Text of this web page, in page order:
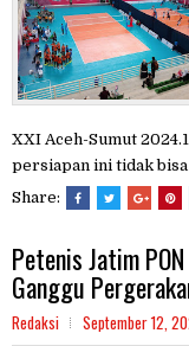
XXI Aceh-Sumut
persiapan ini tidak
Share:
Petenis Jatim
Ganggu
Redaksi September 12,